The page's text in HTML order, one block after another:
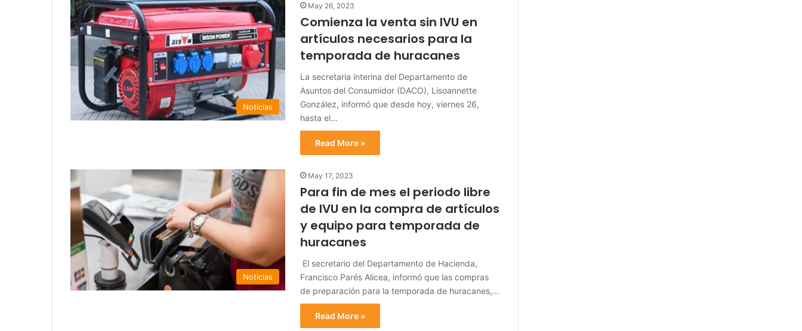
Noticias
May 26, 2023
Comienza la venta sin IVU en
artículos necesarios para la
temporada de huracanes
La secretaria interina del Departamento de
Asuntos del Consumidor (DACO), Lisoannette
González, informó que desde hoy, viernes 26,
hasta el…
Read More »
Noticias
May 17, 2023
Para fin de mes el periodo libre
de IVU en la compra de artículos
y equipo para temporada de
huracanes
El secretario del Departamento de Hacienda,
Francisco Parés Alicea, informó que las compras
de preparación para la temporada de huracanes,…
Read More »